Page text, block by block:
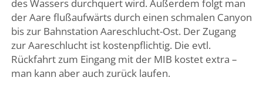
des Wassers durchquert wird. Außerdem folgt man
der Aare flußaufwärts durch einen schmalen Canyon
bis zur Bahnstation Aareschlucht-Ost. Der Zugang
zur Aareschlucht ist kostenpflichtig. Die evtl.
Rückfahrt zum Eingang mit der MIB kostet extra –
man kann aber auch zurück laufen.